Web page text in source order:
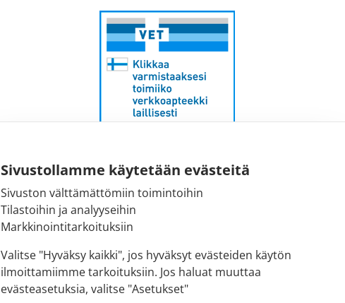
Sivustollamme käytetään evästeitä
Sivuston välttämättömiin toimintoihin
Tilastoihin ja analyyseihin
Markkinointitarkoituksiin
Valitse "Hyväksy kaikki", jos hyväksyt evästeiden käytön
ilmoittamiimme tarkoituksiin. Jos haluat muuttaa
evästeasetuksia, valitse "Asetukset"
kirjaamo@fimea.fi
Fimean vaihde:
029 522 3341